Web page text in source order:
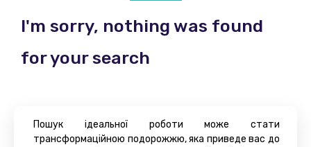
I'm sorry, nothing was found
for your search
Пошук ідеальної роботи може стати
трансформаційною подорожжю, яка приведе вас до